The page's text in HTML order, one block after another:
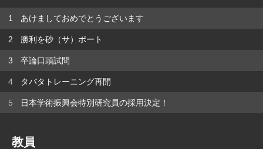
あけましておめでとうございます
勝利を砂（サ）ポート
卒論口頭試問
タバタトレーニング再開
日本学術振興会特別研究員の採用決定！
教員